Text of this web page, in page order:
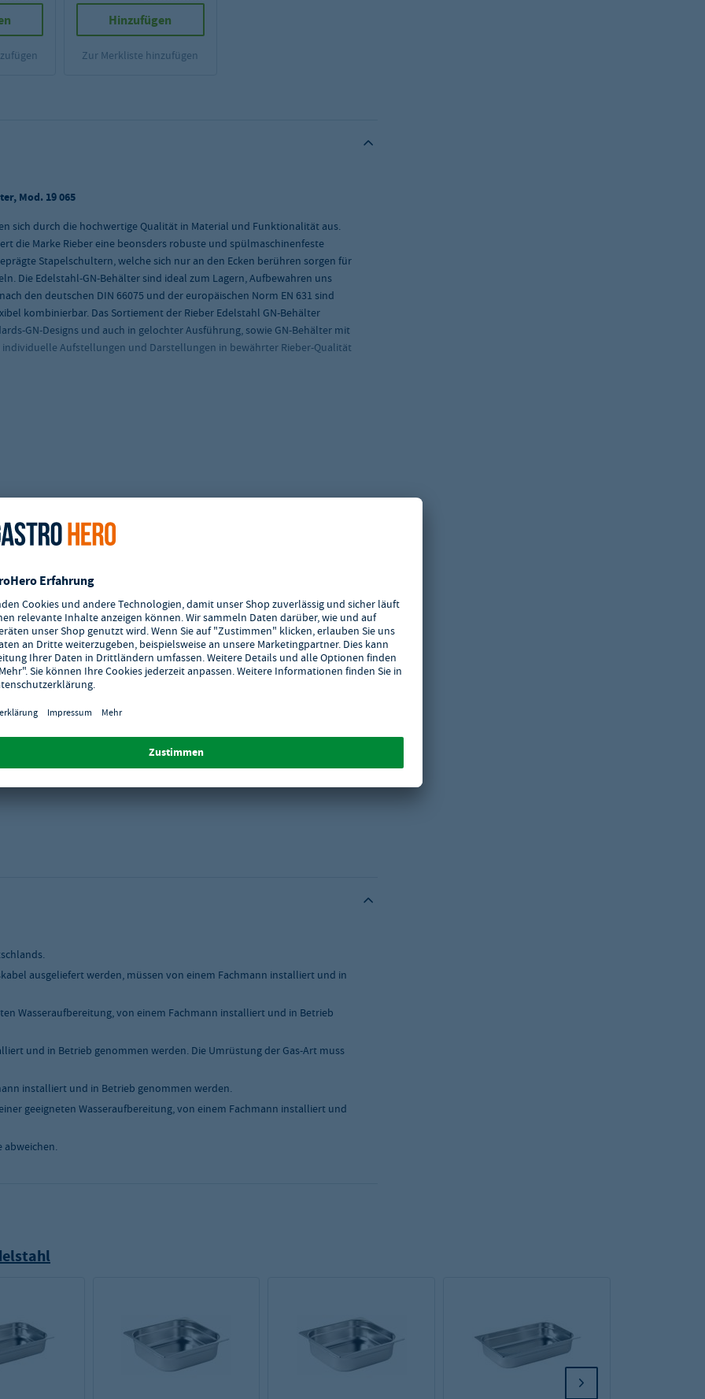
Hinzufügen
Zur Merkliste hinzufügen
Mod. 19 065
sich durch die hochwertige Qualität in Material und Funktionalität aus.
die Marke Rieber eine beonsders robuste und spülmaschinenfeste
Stapelschultern, welche sich nur an den Ecken berühren sorgen für
Die Edelstahl-GN-Behälter sind ideal zum Lagern, Aufbewahren uns
den deutschen DIN 66075 und der europäischen Norm EN 631 sind
kombinierbar. Das Sortiement der Rieber Edelstahl GN-Behälter
GN-Designs und auch in gelochter Ausführung, sowie GN-Behälter mit
individuelle Aufstellungen und Darstellungen in bewährter Rieber-Qualität
Norm EN 631 hergestellt
ausgeliefert werden, müssen von einem Fachmann installiert und in
Wasseraufbereitung, von einem Fachmann installiert und in Betrieb
und in Betrieb genommen werden. Die Umrüstung der Gas-Art muss
installiert und in Betrieb genommen werden.
geeigneten Wasseraufbereitung, von einem Fachmann installiert und
abweichen.